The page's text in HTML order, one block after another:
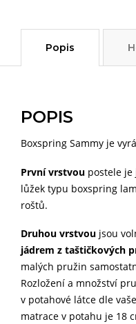
Popis
POPIS
Boxspring Sammy je
První vrstvou postele
lůžek typu boxspring
roštů.
Druhou vrstvou jsou
jádrem z taštičkových
malých pružin
Rozložení a množství
v potahové látce dle
matrace v potahu je 18